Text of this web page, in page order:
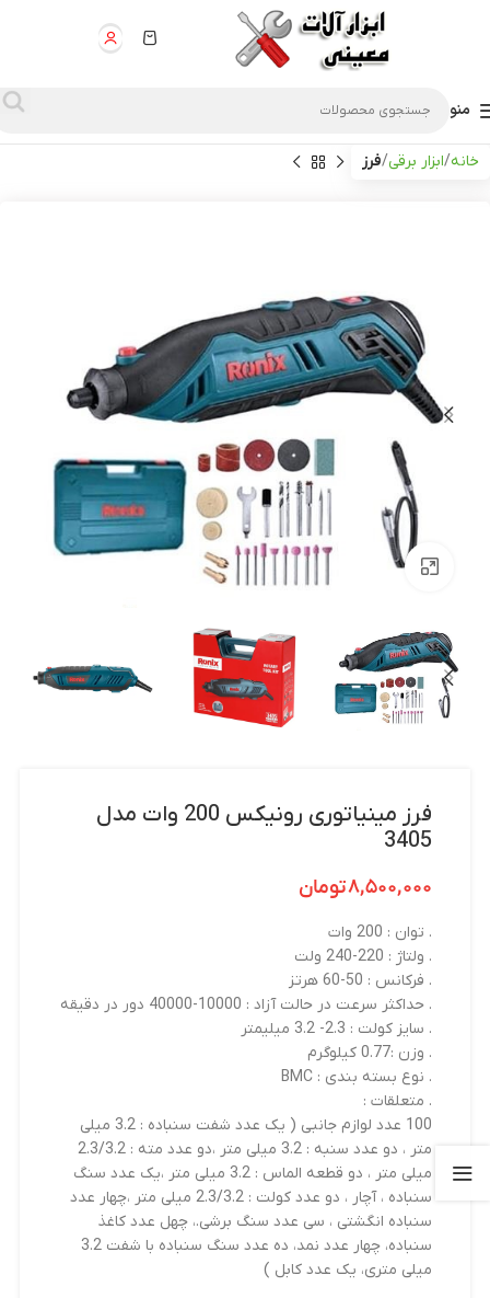
منو
خانه ابزار برقی فرز
بزرگنمایی تصویر
فرز مینیاتوری رونیکس 200 وات مدل
3405
۸,۵۰۰,۰۰۰تومان
. توان : 200 وات
. ولتاژ : 220-240 ولت
. فرکانس : 50-60 هرتز
. حداکثر سرعت در حالت آزاد : 10000-40000 دور در دقیقه
. سایز کولت : 2.3- 3.2 میلیمتر
. وزن :0.77 کیلوگرم
. نوع بسته بندی : BMC
. متعلقات :
100 عدد لوازم جانبی ( یک عدد شفت سنباده : 3.2 میلی
متر ، دو عدد سنبه : 3.2 میلی متر ،دو عدد مته : 2.3/3.2
میلی متر ، دو قطعه الماس : 3.2 میلی متر ،یک عدد سنگ
سنباده ، آچار ، دو عدد کولت : 2.3/3.2 میلی متر ،چهار عدد
سنباده انگشتی ، سی عدد سنگ برشی.، چهل عدد کاغذ
سنباده، چهار عدد نمد، ده عدد سنگ سنباده با شفت 3.2
میلی متری، یک عدد کابل )